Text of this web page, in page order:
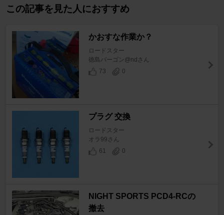
この記事を見た人におすすめ
かおすな作業か？
ロードスター
徳島バーゴン@ndさん
73
0
プラグ 交換
ロードスター
オラ99さん
61
0
NIGHT SPORTS PCD4-RCの
撤去